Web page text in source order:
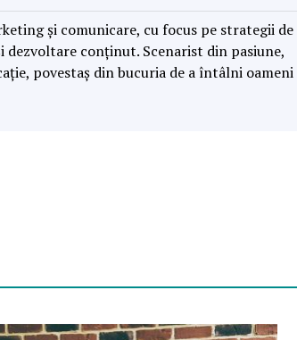
și comunicare, cu focus pe strategii de
dezvoltare conținut. Scenarist din pasiune,
povestaș din bucuria de a întâlni oameni